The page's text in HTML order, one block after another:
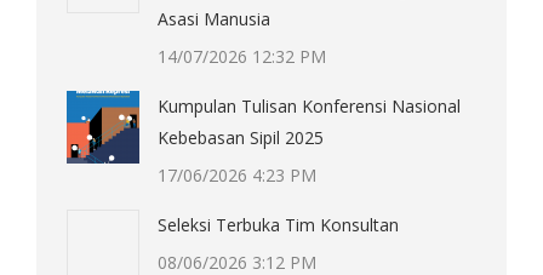
Asasi Manusia
14/07/2026 12:32 PM
Kumpulan Tulisan Konferensi Nasional
Kebebasan Sipil 2025
17/06/2026 4:23 PM
Seleksi Terbuka Tim Konsultan
08/06/2026 3:12 PM